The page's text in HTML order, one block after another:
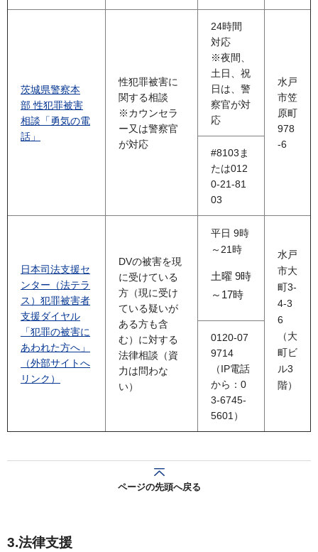
茨城県警察本
部 性犯罪被害
相談「勇気の電
話」
性犯罪被害に
関する相談
※カウンセラ
ー又は警察官
が対応
24時間
対応
※夜間、
土日、祝
日は、警
察官が対
応
水戸
市笠
原町
978
-6
#8103ま
たは012
0-21-81
03
日本司法支援セ
ンター（法テラ
ス）犯罪被害者
支援ダイヤル
「犯罪の被害に
あわれた方へ」
（外部サイトへ
リンク）
DVの被害を現
に受けている
方（現に受け
ている疑いが
ある方も含
む）に対する
法律相談（資
力は問わな
い）
平日 9時
～21時
土曜 9時
～17時
水戸
市大
町3-
4-3
6
（大
町ビ
ル3
階）
0120-07
9714
（IP電話
から：0
3-6745-
5601）
ページの先頭へ戻る
3.法律支援